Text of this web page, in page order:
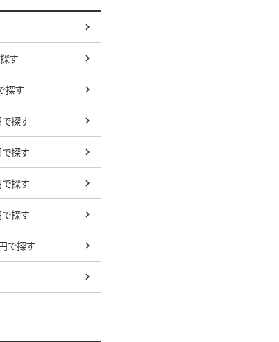
す
探す
探す
探す
探す
探す
で探す